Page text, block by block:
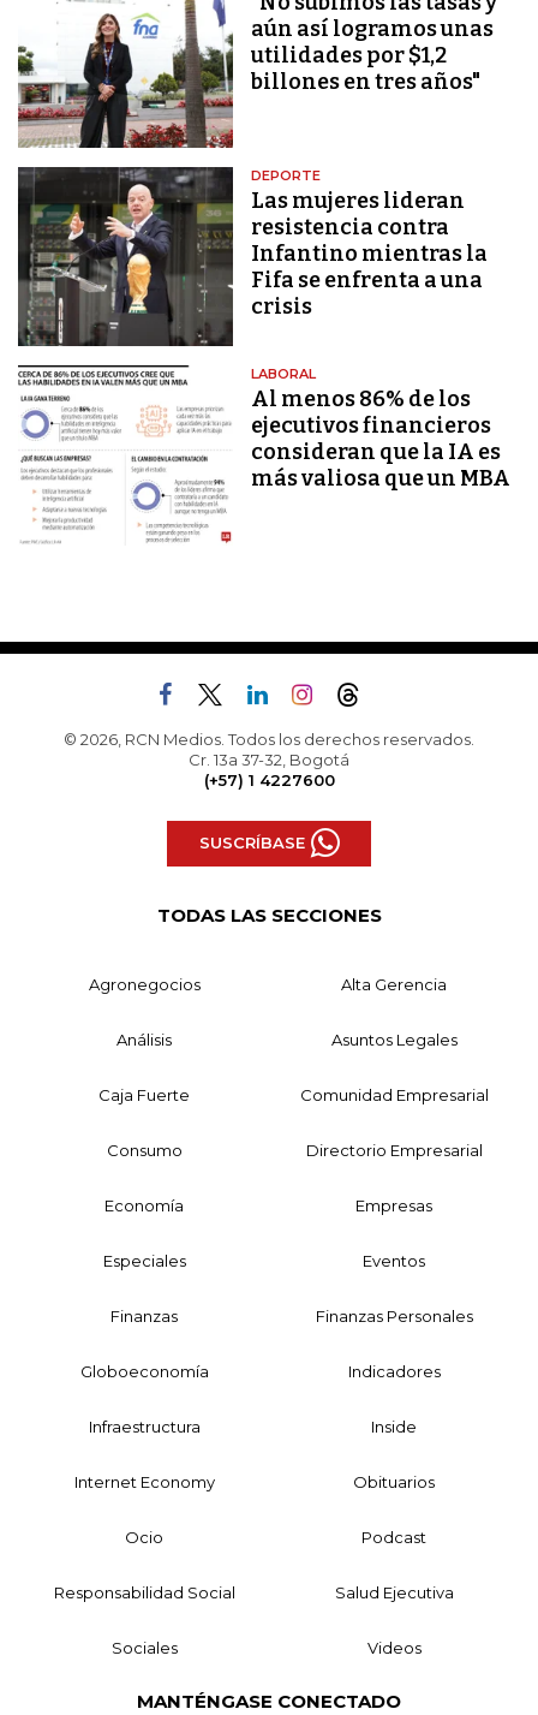
aún así logramos unas
utilidades por $1,2
billones en tres años"
DEPORTE
Las mujeres lideran
resistencia contra
Infantino mientras la
Fifa se enfrenta a una
crisis
LABORAL
Al menos 86% de los
ejecutivos financieros
consideran que la IA es
más valiosa que un MBA
© 2026, RCN Medios. Todos los derechos reservados.
Cr. 13a 37-32, Bogotá
(+57) 1 4227600
SUSCRÍBASE
TODAS LAS SECCIONES
Agronegocios Alta Gerencia
Análisis Asuntos Legales
Caja Fuerte Comunidad Empresarial
Consumo Directorio Empresarial
Economía Empresas
Especiales Eventos
Finanzas Finanzas Personales
Globoeconomía Indicadores
Infraestructura Inside
Internet Economy Obituarios
Ocio Podcast
Responsabilidad Social Salud Ejecutiva
Sociales Videos
MANTÉNGASE CONECTADO